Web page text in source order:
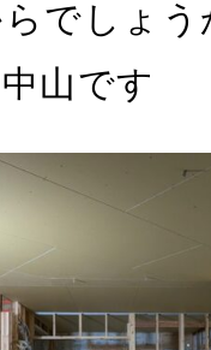
でしょ
山です